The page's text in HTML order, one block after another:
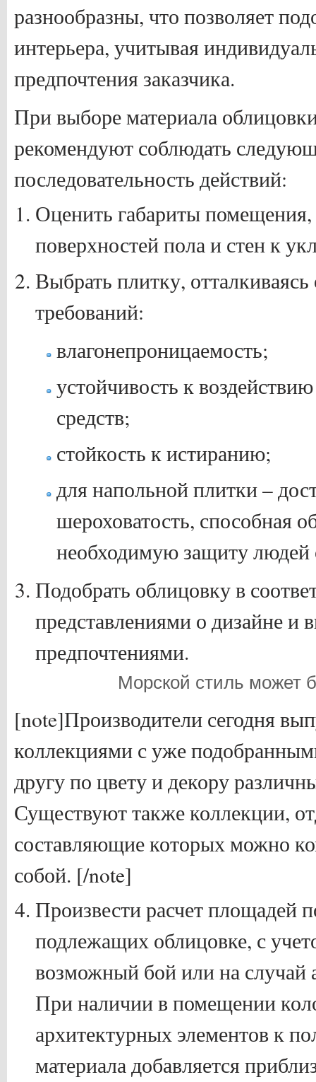
разнообразны, что позволяет
интерьера, учитывая
предпочтения заказчика.
При выборе материала
рекомендуют соблюдать
последовательность действий:
Оценить габариты
поверхностей пола и стен к
Выбрать плитку,
требований:
влагонепроницаемость;
устойчивость к
средств;
стойкость к истиранию;
для напольной плитки –
шероховатость, способная
необходимую защиту людей
Подобрать облицовку в
представлениями о дизайне и
предпочтениями.
Морской стиль может
[note]Производители сегодня
коллекциями с уже
другу по цвету и декору
Существуют также коллекции,
составляющие которых можно
собой. [/note]
Произвести расчет площадей
подлежащих облицовке, с
возможный бой или на случай
При наличии в помещении
архитектурных элементов к
материала добавляется